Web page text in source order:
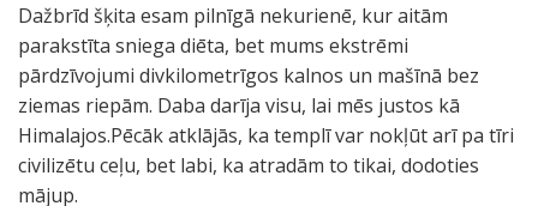
Dažbrīd šķita esam pilnīgā nekurienē, kur aitām
parakstīta sniega diēta, bet mums ekstrēmi
pārdzīvojumi divkilometrīgos kalnos un mašīnā bez
ziemas riepām. Daba darīja visu, lai mēs justos kā
Himalajos.Pēcāk atklājās, ka templī var nokļūt arī pa tīri
civilizētu ceļu, bet labi, ka atradām to tikai, dodoties
mājup.